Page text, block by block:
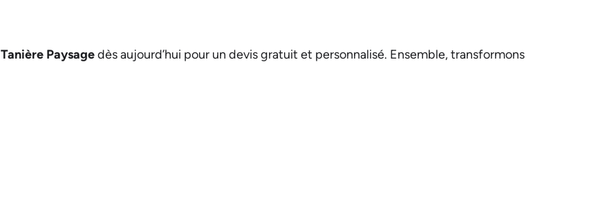
Tanière Paysagedès aujourd’hui pour un devis gratuit et personnalisé. Ensemble, transformons